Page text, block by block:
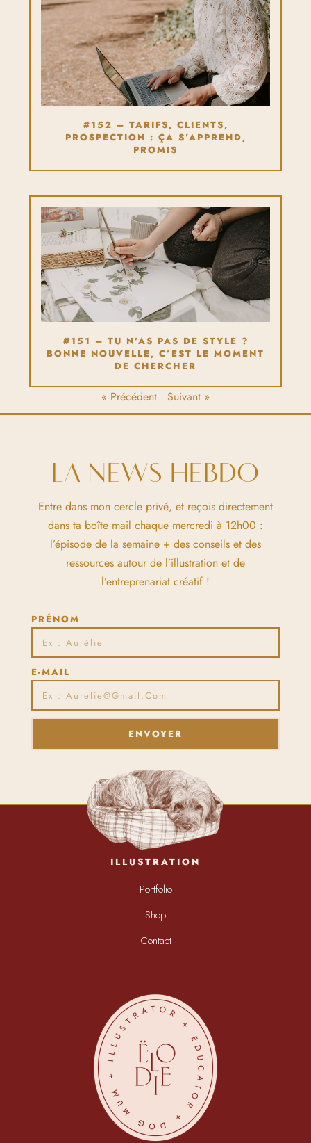
#152 – TARIFS, CLIENTS,
PROSPECTION : ÇA S’APPREND,
PROMIS
#151 – TU N’AS PAS DE STYLE ?
BONNE NOUVELLE, C’EST LE MOMENT
DE CHERCHER
« Précédent Suivant »
LA NEWS HEBDO
Entre dans mon cercle privé, et reçois directement
dans ta boîte mail chaque mercredi à 12h00 :
l’épisode de la semaine + des conseils et des
ressources autour de l’illustration et de
l’entreprenariat créatif !
PRÉNOM
E-MAIL
ENVOYER
ILLUSTRATION
Portfolio
Shop
Contact